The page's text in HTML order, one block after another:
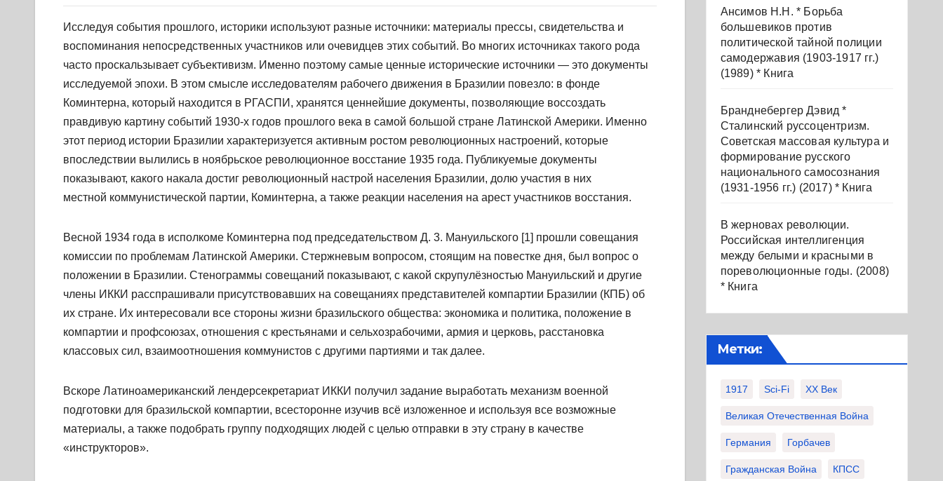
Исследуя события прошлого, историки используют разные источники: материалы прессы, свидетельства и
воспоминания непосредственных участников или очевидцев этих событий. Во многих источниках такого рода
часто проскальзывает субъективизм. Именно поэтому самые ценные исторические источники — это документы
исследуемой эпохи. В этом смысле исследователям рабочего движения в Бразилии повезло: в фонде
Коминтерна, который находится в РГАСПИ, хранятся ценнейшие документы, позволяющие воссоздать
правдивую картину событий 1930-х годов прошлого века в самой большой стране Латинской Америки. Именно
этот период истории Бразилии характеризуется активным ростом революционных настроений, которые
впоследствии вылились в ноябрьское революционное восстание 1935 года. Публикуемые документы
показывают, какого накала достиг революционный настрой населения Бразилии, долю участия в них
местной коммунистической партии, Коминтерна, а также реакции населения на арест участников восстания.
Весной 1934 года в исполкоме Коминтерна под председательством Д. 3. Мануильского [1] прошли совещания
комиссии по проблемам Латинской Америки. Стержневым вопросом, стоящим на повестке дня, был вопрос о
положении в Бразилии. Стенограммы совещаний показывают, с какой скрупулёзностью Мануильский и другие
члены ИККИ расспрашивали присутствовавших на совещаниях представителей компартии Бразилии (КПБ) об
их стране. Их интересовали все стороны жизни бразильского общества: экономика и политика, положение в
компартии и профсоюзах, отношения с крестьянами и сельхозрабочими, армия и церковь, расстановка
классовых сил, взаимоотношения коммунистов с другими партиями и так далее.
Вскоре Латиноамериканский лендерсекретариат ИККИ получил задание выработать механизм военной
подготовки для бразильской компартии, всесторонне изучив всё изложенное и используя все возможные
материалы, а также подобрать группу подходящих людей с целью отправки в эту страну в качестве
«инструкторов».
Ансимов Н.Н. * Борьба
большевиков против
политической тайной полиции
самодержавия (1903-1917 гг.)
(1989) * Книга
Бранднебергер Дэвид *
Сталинский руссоцентризм.
Советская массовая культура и
формирование русского
национального самосознания
(1931-1956 гг.) (2017) * Книга
В жерновах революции.
Российская интеллигенция
между белыми и красными в
пореволюционные годы. (2008)
* Книга
Метки:
1917 Sci-Fi XX Век
Великая Отечественная Война
Германия Горбачев
Гражданская Война КПСС